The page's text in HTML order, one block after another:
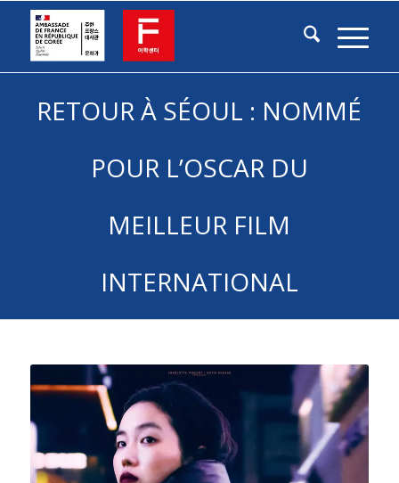
RETOUR À SÉOUL : NOMMÉ
POUR L’OSCAR DU
MEILLEUR FILM
INTERNATIONAL